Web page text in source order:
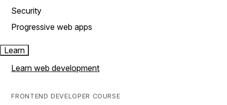
Security
Progressive web apps
Learn
Learn web development
FRONTEND DEVELOPER COURSE